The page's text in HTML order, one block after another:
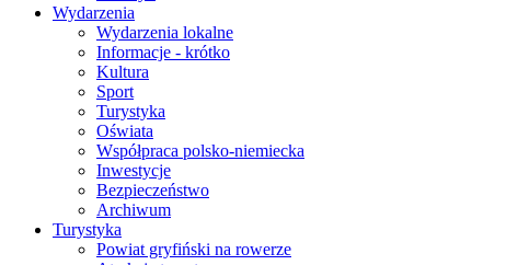
Wydarzenia
Wydarzenia lokalne
Informacje - krótko
Kultura
Sport
Turystyka
Oświata
Współpraca polsko-niemiecka
Inwestycje
Bezpieczeństwo
Archiwum
Turystyka
Powiat gryfiński na rowerze